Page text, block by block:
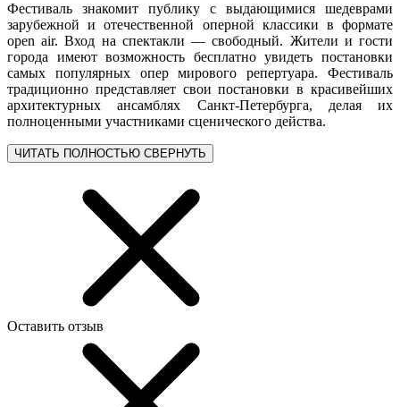
Фестиваль знакомит публику с выдающимися шедеврами
зарубежной и отечественной оперной классики в формате
open air. Вход на спектакли — свободный. Жители и гости
города имеют возможность бесплатно увидеть постановки
самых популярных опер мирового репертуара. Фестиваль
традиционно представляет свои постановки в красивейших
архитектурных ансамблях Санкт-Петербурга, делая их
полноценными участниками сценического действа.
ЧИТАТЬ ПОЛНОСТЬЮ СВЕРНУТЬ
Оставить отзыв